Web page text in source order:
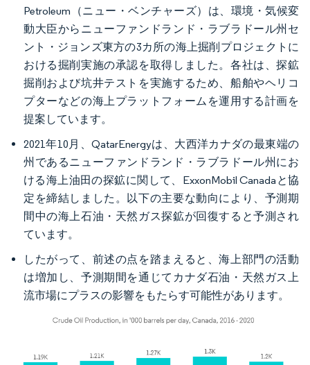
Petroleum（ニュー・ベンチャーズ）は、環境・気候変
動大臣からニューファンドランド・ラブラドール州セ
ント・ジョンズ東方の3カ所の海上掘削プロジェクトに
おける掘削実施の承認を取得しました。各社は、探鉱
掘削および坑井テストを実施するため、船舶やヘリコ
プターなどの海上プラットフォームを運用する計画を
提案しています。
2021年10月、QatarEnergyは、大西洋カナダの最東端の
州であるニューファンドランド・ラブラドール州にお
ける海上油田の探鉱に関して、ExxonMobil Canadaと協
定を締結しました。以下の主要な動向により、予測期
間中の海上石油・天然ガス探鉱が回復すると予測され
ています。
したがって、前述の点を踏まえると、海上部門の活動
は増加し、予測期間を通じてカナダ石油・天然ガス上
流市場にプラスの影響をもたらす可能性があります。